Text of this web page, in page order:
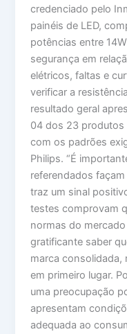
credenciado pelo
painéis de LED,
potências entre
segurança em
elétricos, faltas e
verificar a
resultado geral
04 dos 23
com os padrões
Philips. “É
referendados
traz um sinal
testes comprovam
normas do
gratificante saber
marca consolidada,
em primeiro lugar.
uma preocupação
apresentam
adequada ao